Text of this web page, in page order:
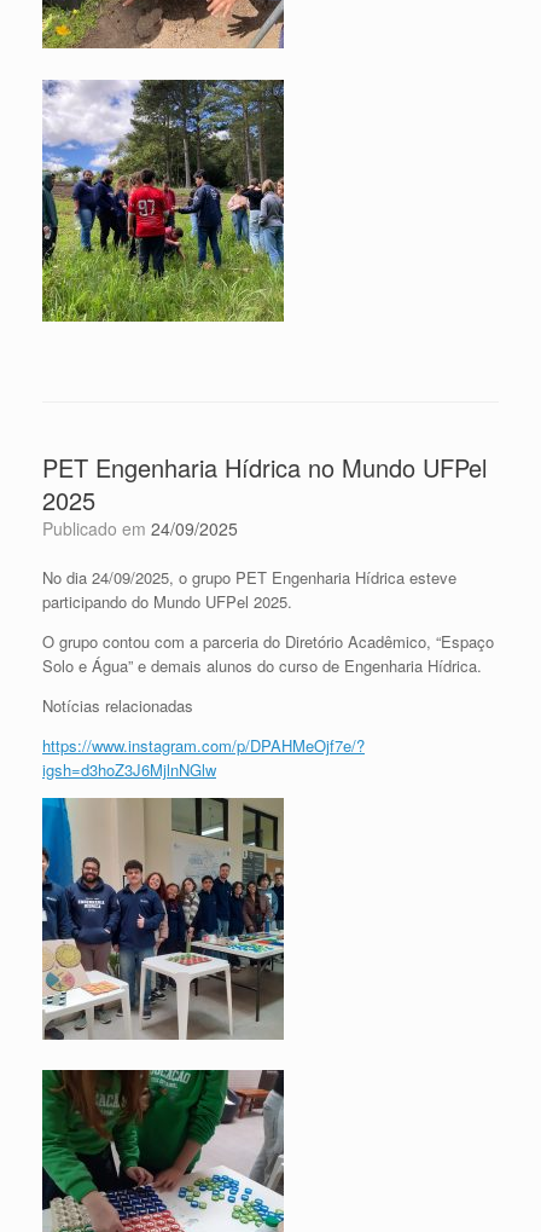
PET Engenharia Hídrica no Mundo UFPel
2025
Publicado em 24/09/2025
No dia 24/09/2025, o grupo PET Engenharia Hídrica esteve
participando do Mundo UFPel 2025.
O grupo contou com a parceria do Diretório Acadêmico, “Espaço
Solo e Água” e demais alunos do curso de Engenharia Hídrica.
Notícias relacionadas
https://www.instagram.com/p/DPAHMeOjf7e/?
igsh=d3hoZ3J6MjlnNGlw